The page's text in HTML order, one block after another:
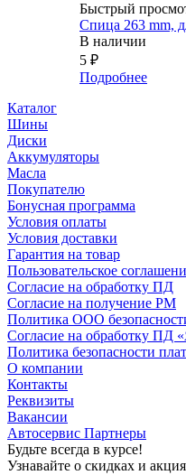
Быстрый
Спица 263 mm,
В наличии
5 ₽
Подробнее
Каталог
Шины
Диски
Аккумуляторы
Масла
Покупателю
Бонусная программа
Условия оплаты
Условия доставки
Гарантия на товар
Пользовательское
Согласие на обработку ПД
Согласие на получение РМ
Политика ООО
Согласие на обработку ПД
Политика безопасности
О компании
Контакты
Реквизиты
Вакансии
Автосервис Партнеры
Будьте всегда в курсе!
Узнавайте о скидках и